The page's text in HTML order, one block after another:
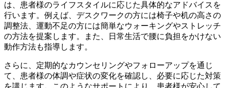
は、患者様のライフスタイルに応じた具体的なアドバイスを
行います。例えば、デスクワークの方には椅子や机の高さの
調整法、運動不足の方には簡単なウォーキングやストレッチ
の方法を提案します。また、日常生活で腰に負担をかけない
動作方法も指導します。
さらに、定期的なカウンセリングやフォローアップを通じ
て、患者様の体調や症状の変化を確認し、必要に応じた対策